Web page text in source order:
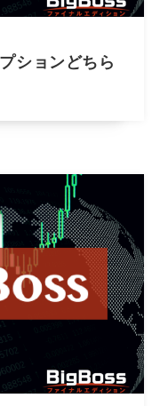
ションどちら